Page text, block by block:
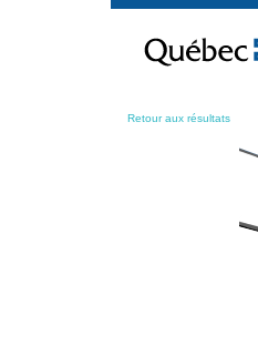
contenu
Retour aux résultats